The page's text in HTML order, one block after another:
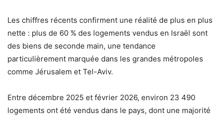
Les chiffres récents confirment une réalité de plus en plus
nette : plus de 60 % des logements vendus en Israël sont
des biens de seconde main, une tendance
particulièrement marquée dans les grandes métropoles
comme Jérusalem et Tel-Aviv.
Entre décembre 2025 et février 2026, environ 23 490
logements ont été vendus dans le pays, dont une majorité